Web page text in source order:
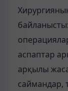
аспаптар
арқылы
саймандар,